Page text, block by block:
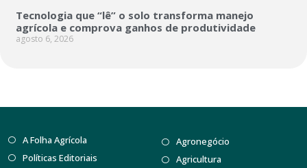
Tecnologia que “lê” o solo transforma manejo
agrícola e comprova ganhos de produtividade
agosto 6, 2026
A Folha Agrícola
Políticas Editoriais
Agronegócio
Agricultura